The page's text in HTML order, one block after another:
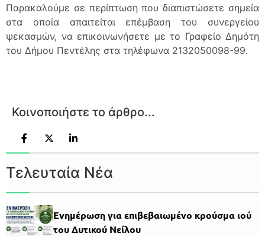
Παρακαλούμε σε περίπτωση που διαπιστώσετε σημεία
στα οποία απαιτείται επέμβαση του συνεργείου
ψεκασμών, να επικοινωνήσετε με το Γραφείο Δημότη
του Δήμου Πεντέλης στα τηλέφωνα 2132050098-99.
Κοινοποιήστε το άρθρο...
Τελευταία Νέα
Ενημέρωση για επιβεβαιωμένο κρούσμα ιού
του Δυτικού Νείλου